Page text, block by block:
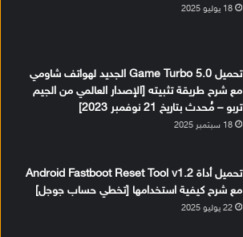
18 يوليو 2025
تحميل Game Turbo 5.0 الجديد لهواتف شاومي
مع شرح طريقة تثبيته [الإصدار العالمي من الجيم
تربو – مُحدث بتاريخ 21 نوفمبر 2023]
18 سبتمبر 2025
تحميل أداة Android Fastboot Reset Tool v1.2
مع شرح كيفية استخدامها [تخطي حساب جوجل]
22 يوليو 2025